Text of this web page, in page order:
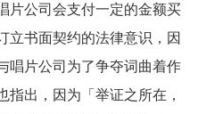
片公司会支付一定的金额买
立书面契约的法律意识，因
唱片公司为了争夺词曲着作
指出，因为「举证之所在，